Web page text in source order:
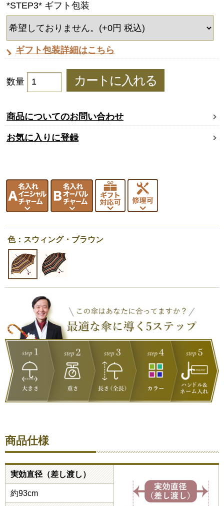
*STEP3* ギフト包装
ギフト包装詳細はこちら
数量
商品についてのお問い合わせ
お気に入りに登録
色：スウィング・ブラウン
商品仕様
実効直径（差し渡し）
約93cm